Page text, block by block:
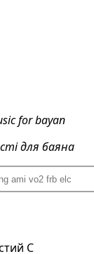
for bayan
для баяна
C